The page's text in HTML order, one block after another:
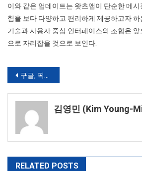
이와 같은 업데이트는 왓츠앱이 단순한 메시
험을 보다 다양하고 편리하게 제공하고자 하
기술과 사용자 중심 인터페이스의 조합은
으로 자리잡을 것으로 보인다.
글
탐
구글, 픽셀 6a 과열 방지를 위해 배터리 성능 제한 예정
김영민 (Kim Young-
RELATED POSTS